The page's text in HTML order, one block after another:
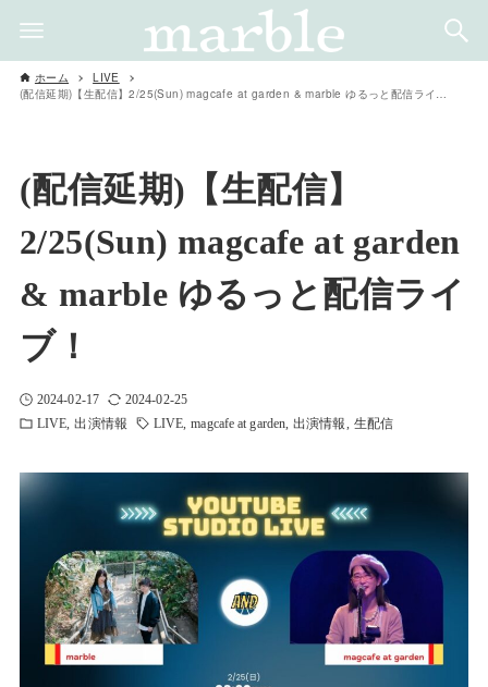
ホーム
LIVE
(配信延期)【生配信】2/25(Sun) magcafe at garden & marble ゆるっと配信ライブ！
(配信延期)【生配信】
2/25(Sun) magcafe at garden
& marble ゆるっと配信ライ
ブ！
2024-02-17
2024-02-25
LIVE 出演情報 LIVE magcafe at garden 出演情報 生配信